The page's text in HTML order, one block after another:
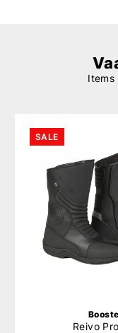
Items
SALE
Reivo